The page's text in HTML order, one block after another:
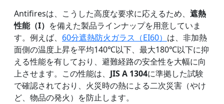
Antifiresは、こうした高度な要求に応えるため、 遮熱
性能（I） を備えた製品ラインナップを用意していま
す。例えば、 60分遮熱防火ガラス（EI60） は、非加熱
面側の温度上昇を平均140℃以下、最大180℃以下に抑
える性能を有しており、避難経路の安全性を大幅に向
上させます。この性能は、 JIS A 1304に準拠した試験
で確認されており、火災時の熱による二次災害（やけ
ど、物品の発火）を防止します。